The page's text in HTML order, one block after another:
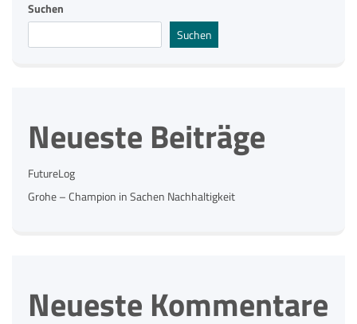
Suchen
Suchen
Neueste Beiträge
FutureLog
Grohe – Champion in Sachen Nachhaltigkeit
Neueste Kommentare